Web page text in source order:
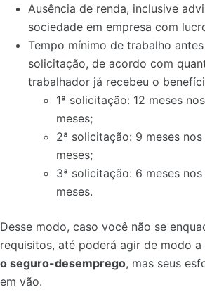
Ausência de renda, inclusive
sociedade em empresa com
Tempo mínimo de trabalho
solicitação, de acordo com
trabalhador já recebeu o
1ª solicitação: 12 meses
meses;
2ª solicitação: 9 meses
meses;
3ª solicitação: 6 meses
meses.
Desse modo, caso você não se
requisitos, até poderá agir de modo a
o seguro-desemprego, mas seus
em vão.